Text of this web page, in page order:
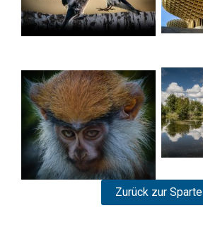
Zurück zur Sparte